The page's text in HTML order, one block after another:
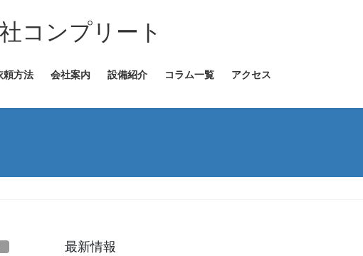
コンプリート
頼方法 会社案内 設備紹介 コラム一覧 アクセス
最新情報